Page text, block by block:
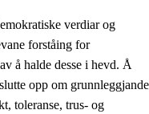
verdiar og
forståing for
å halde desse i hevd. Å
opp om grunnleggjande
toleranse, trus- og